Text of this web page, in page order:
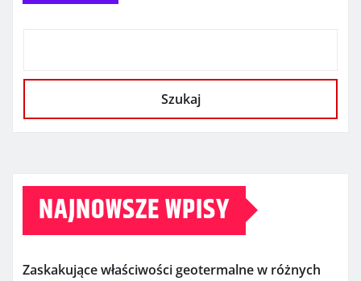
Szukaj
NAJNOWSZE WPISY
Zaskakujące właściwości geotermalne w różnych